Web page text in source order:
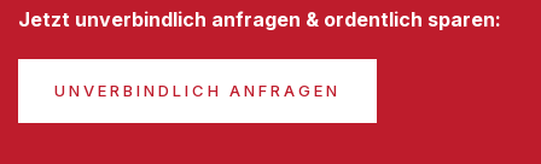
Jetzt unverbindlich anfragen & ordentlich sparen:
UNVERBINDLICH ANFRAGEN